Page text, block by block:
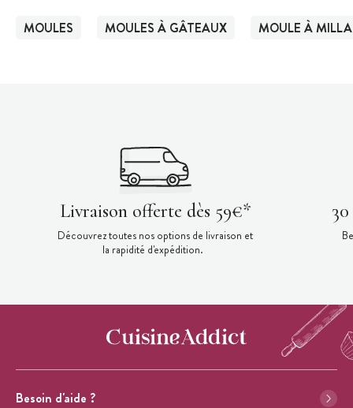
MOULES MOULES À GÂTEAUX MOULE À
Livraison offerte dès 59€*
Découvrez toutes nos options de livraison et
la rapidité d'expédition.
Besoin d'aide ?